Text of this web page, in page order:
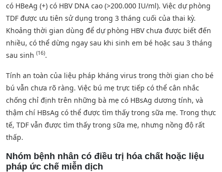
có HBeAg (+) có HBV DNA cao (>200.000 IU/ml). Việc dự phòng
TDF được ưu tiên sử dụng trong 3 tháng cuối của thai kỳ.
Khoảng thời gian dùng để dự phòng HBV chưa được biết đến
nhiều, có thể dừng ngay sau khi sinh em bé hoặc sau 3 tháng
sau sinh (16).
Tính an toàn của liệu pháp kháng virus trong thời gian cho bé
bú vẫn chưa rõ ràng. Việc bú mẹ trực tiếp có thể cân nhắc
chống chỉ định trên những bà mẹ có HBsAg dương tính, và
thậm chí HBsAg có thể được tìm thấy trong sữa mẹ. Trong thực
tế, TDF vẫn được tìm thấy trong sữa mẹ, nhưng nồng độ rất
thấp.
Nhóm bệnh nhân có điều trị hóa chất hoặc liệu
pháp ức chế miễn dịch